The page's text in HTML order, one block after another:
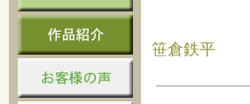
笹倉鉄平